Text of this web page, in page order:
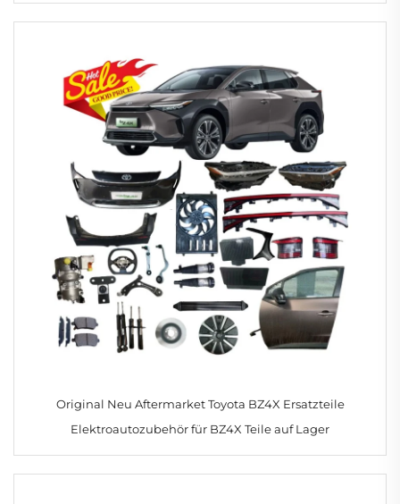
Original Neu Aftermarket Toyota BZ4X Ersatzteile
Elektroautozubehör für BZ4X Teile auf Lager